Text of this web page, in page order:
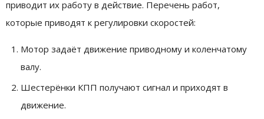
приводит их работу в действие. Перечень работ,
которые приводят к регулировки скоростей:
Мотор задаёт движение приводному и коленчатому
валу.
Шестерёнки КПП получают сигнал и приходят в
движение.